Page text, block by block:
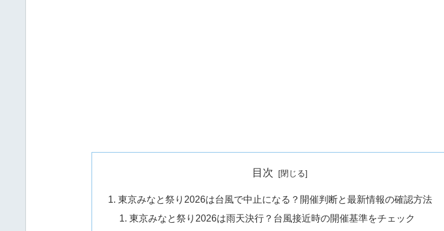
目次
東京みなと祭り2026は台風で中止になる？開催判断と最新情報の確認方法
東京みなと祭り2026は雨天決行？台風接近時の開催基準をチェック